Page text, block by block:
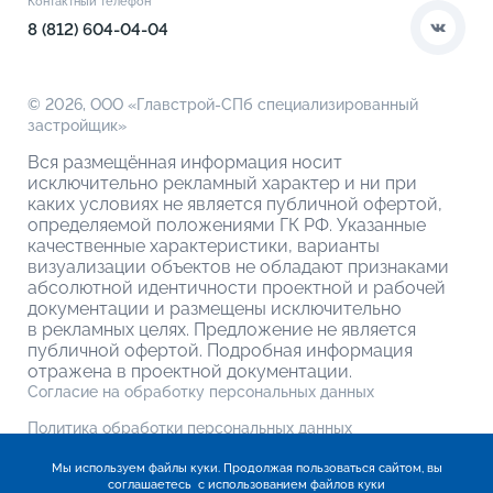
8 (812) 604-04-04
© 2026, ООО «Главстрой-СПб специализированный
застройщик»
Вся размещённая информация носит
исключительно рекламный характер и ни при
каких условиях не является публичной офертой,
определяемой положениями ГК РФ. Указанные
качественные характеристики, варианты
визуализации объектов не обладают признаками
абсолютной идентичности проектной и рабочей
документации и размещены исключительно
в рекламных целях. Предложение не является
публичной офертой. Подробная информация
отражена в проектной документации.
Согласие на обработку персональных данных
Политика обработки персональных данных
Мы используем файлы куки. Продолжая пользоваться сайтом, вы
соглашаетесь с использованием файлов куки